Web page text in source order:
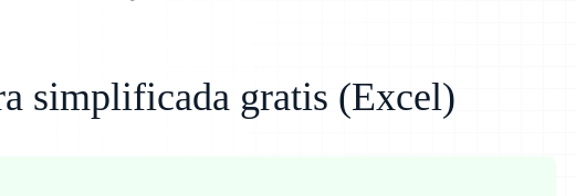
simplificada gratis (Excel)